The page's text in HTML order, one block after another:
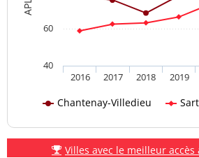
Chantenay-Villedieu
2016 2017 2018 2019
40
60
Villes avec le meilleur